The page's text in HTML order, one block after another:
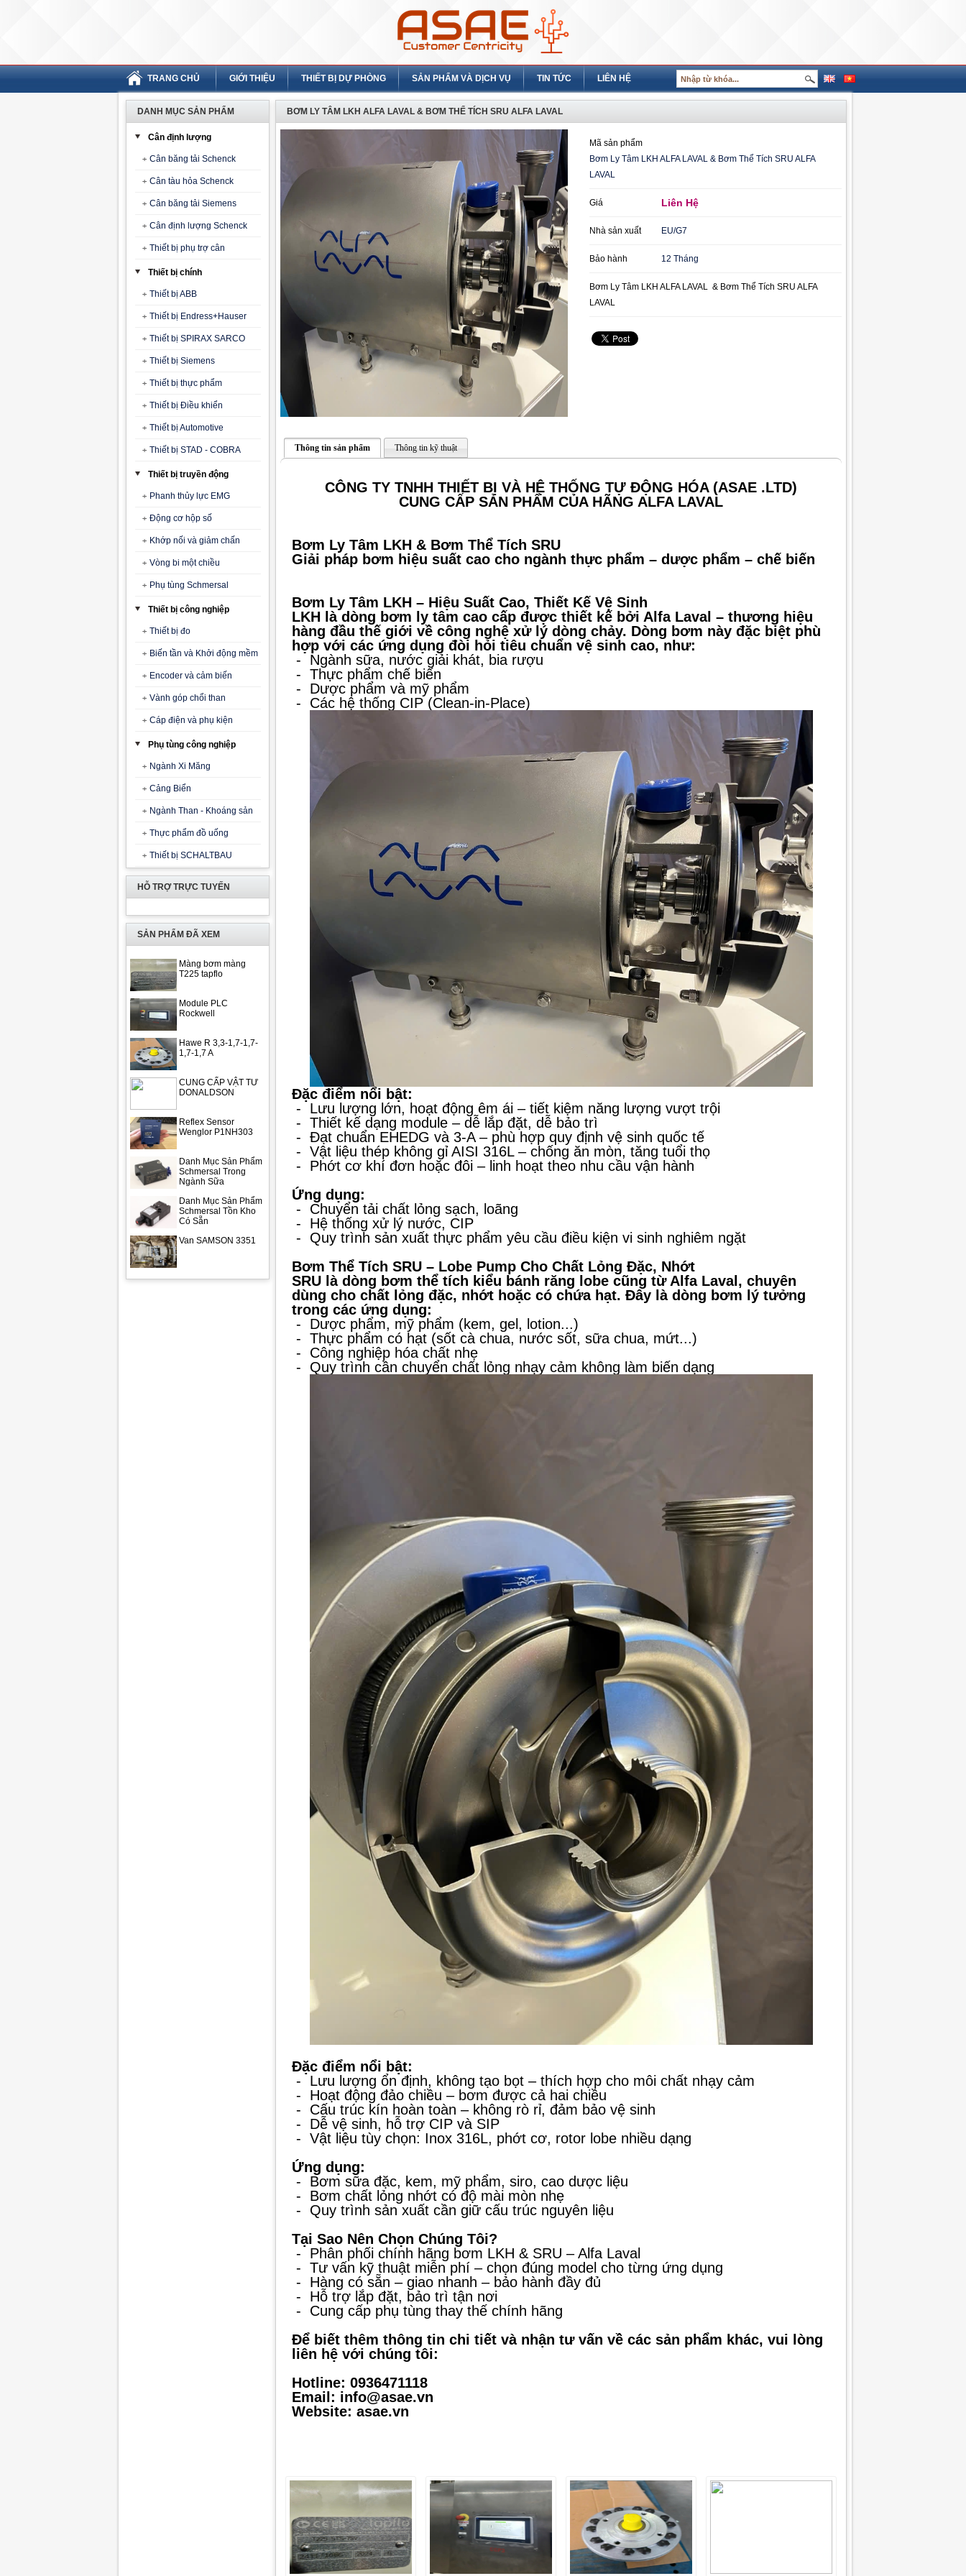
TRANG CHỦ GIỚI THIỆU THIẾT BỊ DỰ PHÒNG SẢN PHẨM VÀ DỊCH VỤ TIN TỨC LIÊN HỆ
DANH MỤC SẢN PHẨM
Cân định lượng
Cân băng tải Schenck
Cân tàu hỏa Schenck
Cân băng tải Siemens
Cân định lượng Schenck
Thiết bị phụ trợ cân
Thiết bị chính
Thiết bị ABB
Thiết bị Endress+Hauser
Thiết bị SPIRAX SARCO
Thiết bị Siemens
Thiết bị thực phẩm
Thiết bị Điều khiển
Thiết bị Automotive
Thiết bị STAD - COBRA
Thiết bị truyền động
Phanh thủy lực EMG
Động cơ hộp số
Khớp nối và giảm chấn
Vòng bi một chiều
Phụ tùng Schmersal
Thiết bị công nghiệp
Thiết bị đo
Biến tần và Khởi động mềm
Encoder và cảm biến
Vành góp chổi than
Cáp điện và phụ kiện
Phụ tùng công nghiệp
Ngành Xi Măng
Cảng Biển
Ngành Than - Khoáng sản
Thực phẩm đồ uống
Thiết bị SCHALTBAU
HỖ TRỢ TRỰC TUYẾN
SẢN PHẨM ĐÃ XEM
Màng bơm màng
T225 tapflo
Module PLC
Rockwell
Hawe R 3,3-1,7-1,7-
1,7-1,7 A
CUNG CẤP VẬT TƯ
DONALDSON
Reflex Sensor
Wenglor P1NH303
Danh Mục Sản Phẩm
Schmersal Trong
Ngành Sữa
Danh Mục Sản Phẩm
Schmersal Tồn Kho
Có Sẵn
Van SAMSON 3351
BƠM LY TÂM LKH ALFA LAVAL & BƠM THỂ TÍCH SRU ALFA LAVAL
Mã sản phẩm
Bơm Ly Tâm LKH ALFA LAVAL & Bơm Thể Tích SRU ALFA
LAVAL
Giá Liên Hệ
Nhà sản xuất EU/G7
Bảo hành 12 Tháng
Bơm Ly Tâm LKH ALFA LAVAL & Bơm Thể Tích SRU ALFA
LAVAL
Thông tin sản phẩm Thông tin kỹ thuật
CÔNG TY TNHH THIẾT BỊ VÀ HỆ THỐNG TỰ ĐỘNG HÓA (ASAE .LTD)
CUNG CẤP SẢN PHẨM CỦA HÃNG ALFA LAVAL
Bơm Ly Tâm LKH & Bơm Thể Tích SRU
Giải pháp bơm hiệu suất cao cho ngành thực phẩm – dược phẩm – chế biến
Bơm Ly Tâm LKH – Hiệu Suất Cao, Thiết Kế Vệ Sinh
LKH là dòng bơm ly tâm cao cấp được thiết kế bởi Alfa Laval – thương hiệu
hàng đầu thế giới về công nghệ xử lý dòng chảy. Dòng bơm này đặc biệt phù
hợp với các ứng dụng đòi hỏi tiêu chuẩn vệ sinh cao, như:
- Ngành sữa, nước giải khát, bia rượu
- Thực phẩm chế biến
- Dược phẩm và mỹ phẩm
- Các hệ thống CIP (Clean-in-Place)
Đặc điểm nổi bật:
- Lưu lượng lớn, hoạt động êm ái – tiết kiệm năng lượng vượt trội
- Thiết kế dạng module – dễ lắp đặt, dễ bảo trì
- Đạt chuẩn EHEDG và 3-A – phù hợp quy định vệ sinh quốc tế
- Vật liệu thép không gỉ AISI 316L – chống ăn mòn, tăng tuổi thọ
- Phớt cơ khí đơn hoặc đôi – linh hoạt theo nhu cầu vận hành
Ứng dụng:
- Chuyển tải chất lỏng sạch, loãng
- Hệ thống xử lý nước, CIP
- Quy trình sản xuất thực phẩm yêu cầu điều kiện vi sinh nghiêm ngặt
Bơm Thể Tích SRU – Lobe Pump Cho Chất Lỏng Đặc, Nhớt
SRU là dòng bơm thể tích kiểu bánh răng lobe cũng từ Alfa Laval, chuyên
dùng cho chất lỏng đặc, nhớt hoặc có chứa hạt. Đây là dòng bơm lý tưởng
trong các ứng dụng:
- Dược phẩm, mỹ phẩm (kem, gel, lotion...)
- Thực phẩm có hạt (sốt cà chua, nước sốt, sữa chua, mứt...)
- Công nghiệp hóa chất nhẹ
- Quy trình cần chuyển chất lỏng nhạy cảm không làm biến dạng
Đặc điểm nổi bật:
- Lưu lượng ổn định, không tạo bọt – thích hợp cho môi chất nhạy cảm
- Hoạt động đảo chiều – bơm được cả hai chiều
- Cấu trúc kín hoàn toàn – không rò rỉ, đảm bảo vệ sinh
- Dễ vệ sinh, hỗ trợ CIP và SIP
- Vật liệu tùy chọn: Inox 316L, phớt cơ, rotor lobe nhiều dạng
Ứng dụng:
- Bơm sữa đặc, kem, mỹ phẩm, siro, cao dược liệu
- Bơm chất lỏng nhớt có độ mài mòn nhẹ
- Quy trình sản xuất cần giữ cấu trúc nguyên liệu
Tại Sao Nên Chọn Chúng Tôi?
- Phân phối chính hãng bơm LKH & SRU – Alfa Laval
- Tư vấn kỹ thuật miễn phí – chọn đúng model cho từng ứng dụng
- Hàng có sẵn – giao nhanh – bảo hành đầy đủ
- Hỗ trợ lắp đặt, bảo trì tận nơi
- Cung cấp phụ tùng thay thế chính hãng
Để biết thêm thông tin chi tiết và nhận tư vấn về các sản phẩm khác, vui lòng
liên hệ với chúng tôi:
Hotline: 0936471118
Email: info@asae.vn
Website: asae.vn